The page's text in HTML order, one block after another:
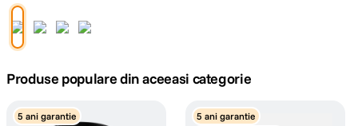
4. peak design
5. canon sx740 hs
Produse populare din aceeasi categorie
5 ani garantie
5 ani garantie